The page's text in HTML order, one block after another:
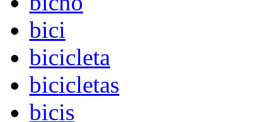
bici
bicicleta
bicicletas
bicis